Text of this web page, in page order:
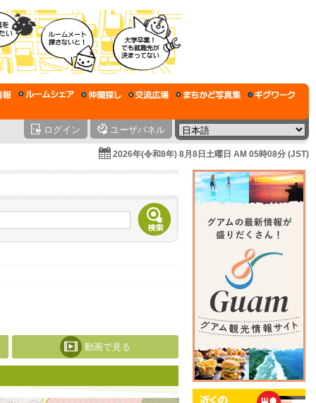
ログイン ユーザパネル
2026年(令和8年) 8月8日土曜日 AM 05時08分 (JST)
動画で見る